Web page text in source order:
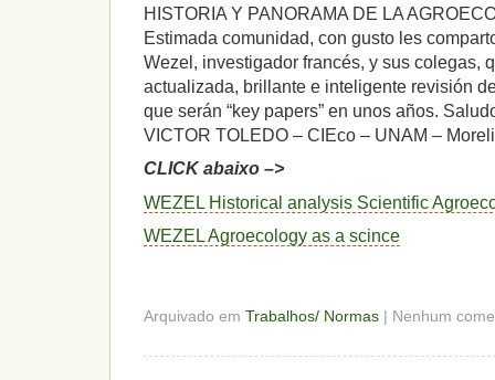
HISTORIA Y PANORAMA DE LA
Estimada comunidad, con gusto les
Wezel, investigador francés, y sus colegas,
actualizada, brillante e inteligente revisión
que serán “key papers” en unos años.
VICTOR TOLEDO – CIEco – UNAM –
CLICK abaixo –>
WEZEL Historical analysis Scientific
WEZEL Agroecology as a scince
Arquivado em Trabalhos/ Normas | Nenhum